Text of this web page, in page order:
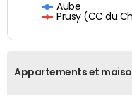
Aube
Prusy (CC du
Appartements et